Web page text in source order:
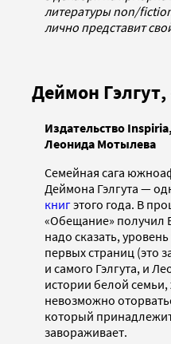
литературы non/
лично представит
Деймон
Издательство
Леонида Мотылева
Семейная сага
Деймона Гэлгута —
книгэтого года. В
«Обещание» получил
надо сказать, уровень
первых страниц (это
и самого Гэлгута, и
истории белой
невозможно
который
завораживает.